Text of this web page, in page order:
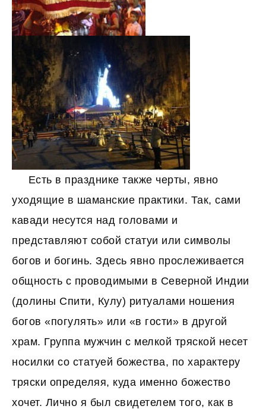
Есть в празднике также черты, явно
уходящие в шаманские практики. Так, сами
кавади несутся над головами и
представляют собой статуи или символы
богов и богинь. Здесь явно прослеживается
общность с проводимыми в Северной Индии
(долины Спити, Кулу) ритуалами ношения
богов «погулять» или «в гости» в другой
храм. Группа мужчин с мелкой тряской несет
носилки со статуей божества, по характеру
тряски определяя, куда именно божество
хочет. Лично я был свидетелем того, как в